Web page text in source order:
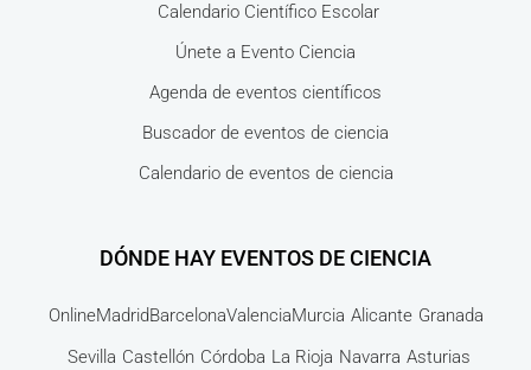
Calendario Científico Escolar
Únete a Evento Ciencia
Agenda de eventos científicos
Buscador de eventos de ciencia
Calendario de eventos de ciencia
DÓNDE HAY EVENTOS DE CIENCIA
OnlineMadridBarcelonaValenciaMurcia Alicante Granada
Sevilla Castellón Córdoba La Rioja Navarra Asturias